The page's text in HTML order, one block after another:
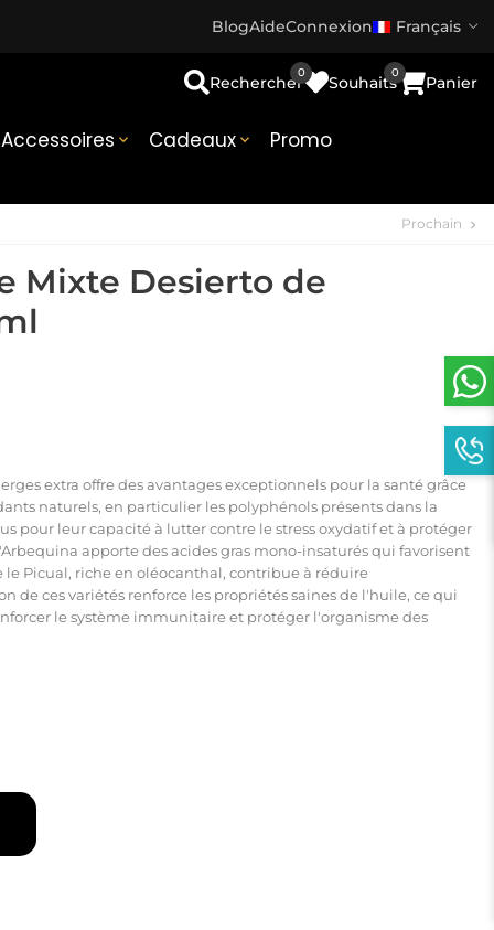
BlogAideConnexion Français
Accessoires  Cadeaux  Promo
Rechercher Souhaits
0
Panier
0
Prochain chevron_right
Mixte Desierto de
extra offre des avantages exceptionnels pour la santé grâce
naturels, en particulier les polyphénols présents dans la
pour leur capacité à lutter contre le stress oxydatif et à protéger
apporte des acides gras mono-insaturés qui favorisent
Picual, riche en oléocanthal, contribue à réduire
de ces variétés renforce les propriétés saines de l'huile, ce qui
le système immunitaire et protéger l'organisme des